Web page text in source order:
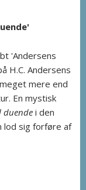
'Andersens
H.C. Andersens
mere end
En mystisk
duendei den
lod sig forføre af